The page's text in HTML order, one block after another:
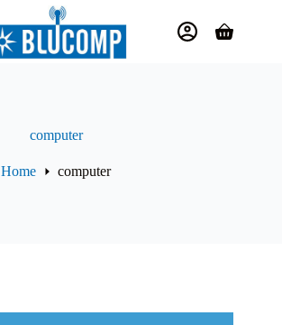
Carrello
computer
Home computer